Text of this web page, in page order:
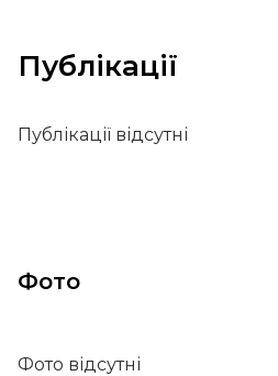
Публікації
Публікації відсутні
Фото
Фото відсутні